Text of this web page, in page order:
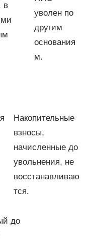
в
уволен по
другим
основания
м.
Накопительные
взносы,
начисленные до
увольнения, не
восстанавливаю
тся.
до